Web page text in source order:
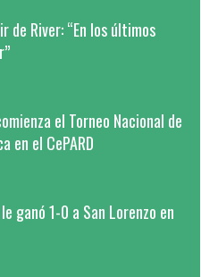
de River: “En los últimos
el Torneo Nacional de
en el CePARD
ganó 1-0 a San Lorenzo en